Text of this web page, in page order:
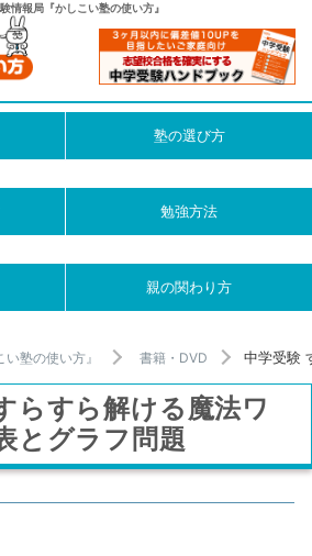
情報局『かしこい塾の使い方』
塾の選び方
勉強方法
親の関わり方
塾の使い方』 書籍・DVD 中学受験
らすら解ける魔法ワ
とグラフ問題